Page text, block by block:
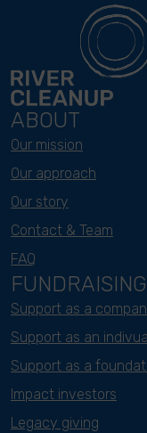
ABOUT
Our mission
Our approach
Our story
Contact & Team
FAQ
FUNDRAISING
Support as a
Support as an
Support as a
Impact investors
Legacy giving